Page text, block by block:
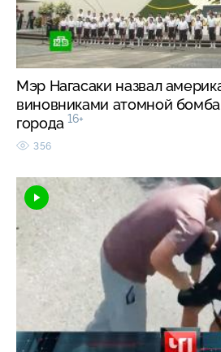
Мэр Нагасаки назвал
виновниками атомной
города 16+
356